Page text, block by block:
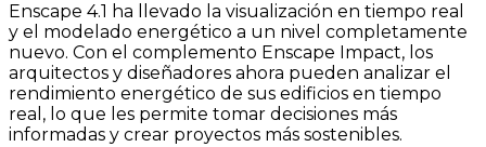
Enscape 4.1 ha llevado la visualización en tiempo real
y el modelado energético a un nivel completamente
nuevo. Con el complemento Enscape Impact, los
arquitectos y diseñadores ahora pueden analizar el
rendimiento energético de sus edificios en tiempo
real, lo que les permite tomar decisiones más
informadas y crear proyectos más sostenibles.